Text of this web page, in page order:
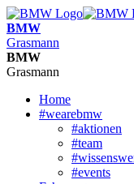
BMW
Grasmann
BMW
Grasmann
Home
#wearebmw
#aktionen
#team
#events